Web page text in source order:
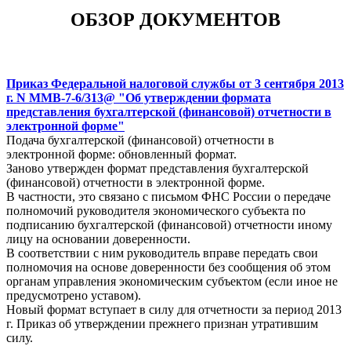
ОБЗОР ДОКУМЕНТОВ
Приказ Федеральной налоговой службы от 3 сентября 2013
г. N ММВ-7-6/313@ "Об утверждении формата
представления бухгалтерской (финансовой) отчетности в
электронной форме"
Подача бухгалтерской (финансовой) отчетности в
электронной форме: обновленный формат.
Заново утвержден формат представления бухгалтерской
(финансовой) отчетности в электронной форме.
В частности, это связано с письмом ФНС России о передаче
полномочий руководителя экономического субъекта по
подписанию бухгалтерской (финансовой) отчетности иному
лицу на основании доверенности.
В соответствии с ним руководитель вправе передать свои
полномочия на основе доверенности без сообщения об этом
органам управления экономическим субъектом (если иное не
предусмотрено уставом).
Новый формат вступает в силу для отчетности за период 2013
г. Приказ об утверждении прежнего признан утратившим
силу.